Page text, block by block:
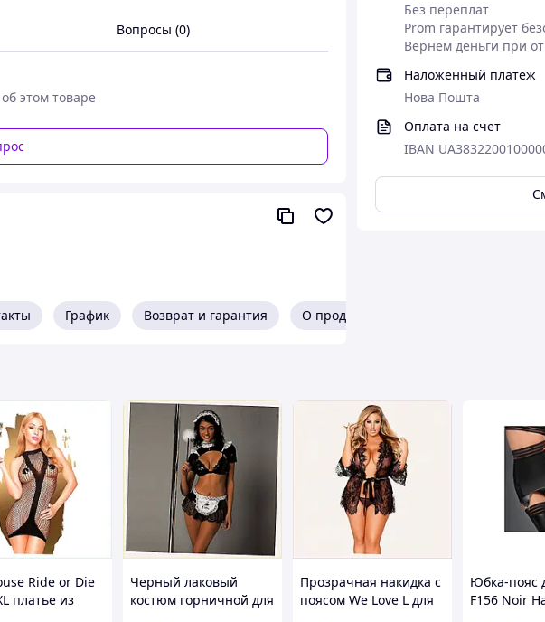
Без переплат
Prom гарантирует
Вернем деньги при
Наложенный платеж
Нова Пошта
Оплата на счет
IBAN
для ролевых игр
Вопросы (0)
этом товаре
График Возврат и гарантия О продавце
Ride or Die
платье из
Черный лаковый
костюм горничной для
Прозрачная накидка с
поясом We Love L для
Юбка-пояс
F156 Noir